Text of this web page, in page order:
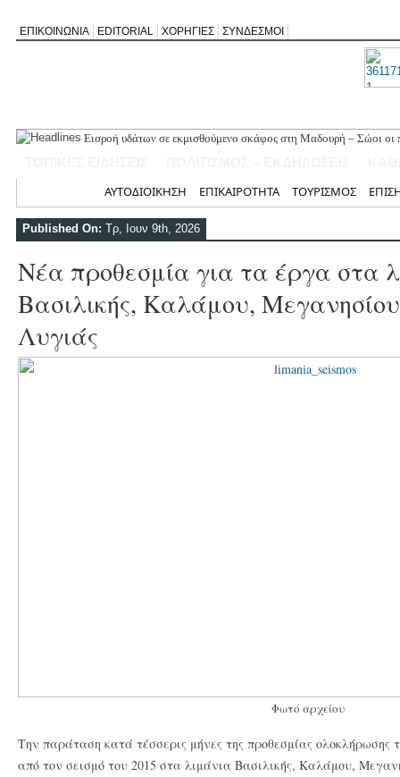
ΕΠΙΚΟΙΝΩΝΙΑ EDITORIAL ΧΟΡΗΓΙΕΣ ΣΥΝΔΕΣΜΟΙ
Εισροή υδάτων σε εκμισθούμενο σκάφος στη Μαδουρή – Σώοι οι
Άγιος Νικήτας: Απορρίφθηκε αίτημα για φιλανθρωπική δράση
Νέο Τουριστικό Χωροταξικό: Τι αλλάζει σε Λευκάδα και
και τουριστική ανάπτυξη
ΑΥΤΟΔΙΟΙΚΗΣΗ ΕΠΙΚΑΙΡΟΤΗΤΑ ΤΟΥΡΙΣΜΟΣ
Published On: Τρ, Ιουν 9th, 2026
Νέα προθεσμία για τα έργα στα
Βασιλικής, Καλάμου,
Λυγιάς
Φωτό αρχείου
Την παράταση κατά τέσσερις μήνες της προθεσμίας ολοκλήρωσης
από τον σεισμό του 2015 στα λιμάνια Βασιλικής, Καλάμου,